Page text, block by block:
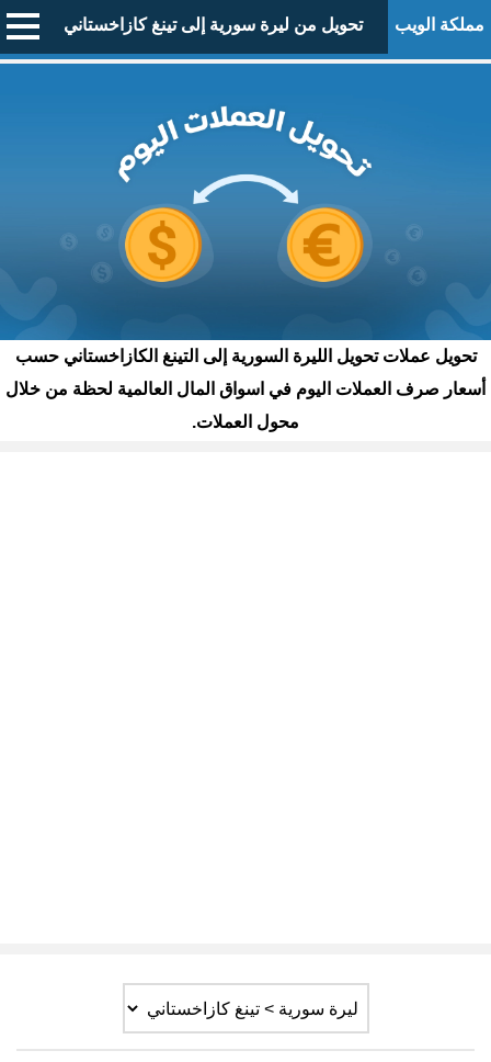
مملكة الويب تحويل من ليرة سورية إلى تينغ كازاخستاني
تحويل عملات تحويل الليرة السورية إلى التينغ الكازاخستاني حسب
أسعار صرف العملات اليوم في اسواق المال العالمية لحظة من خلال
محول العملات.